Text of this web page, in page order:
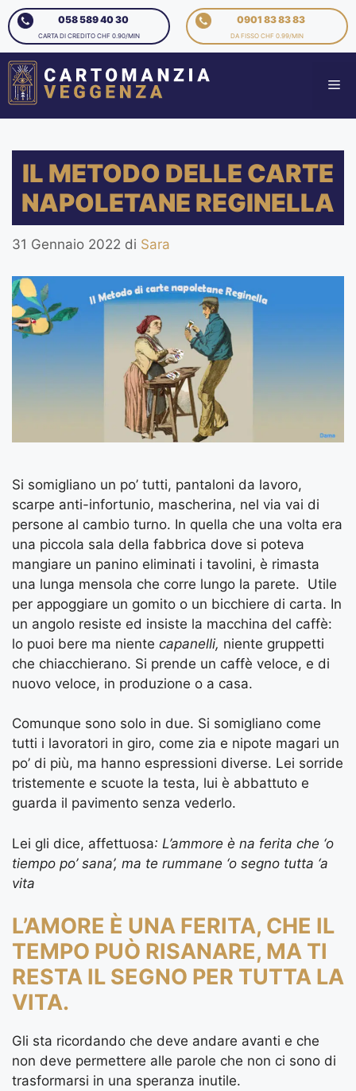
058 589 40 30
CARTA DI CREDITO CHF 0.90/MIN
0901 83 83 83
DA FISSO CHF 0.99/MIN
IL METODO DELLE CARTE
NAPOLETANE REGINELLA
31 Gennaio 2022 di Sara
Si somigliano un po’ tutti, pantaloni da lavoro,
scarpe anti-infortunio, mascherina, nel via vai di
persone al cambio turno. In quella che una volta era
una piccola sala della fabbrica dove si poteva
mangiare un panino eliminati i tavolini, è rimasta
una lunga mensola che corre lungo la parete. Utile
per appoggiare un gomito o un bicchiere di carta. In
un angolo resiste ed insiste la macchina del caffè:
lo puoi bere ma niente capanelli, niente gruppetti
che chiacchierano. Si prende un caffè veloce, e di
nuovo veloce, in produzione o a casa.
Comunque sono solo in due. Si somigliano come
tutti i lavoratori in giro, come zia e nipote magari un
po’ di più, ma hanno espressioni diverse. Lei sorride
tristemente e scuote la testa, lui è abbattuto e
guarda il pavimento senza vederlo.
Lei gli dice, affettuosa: L’ammore è na ferita che ‘o
tiempo po’ sana’, ma te rummane ‘o segno tutta ‘a
vita
L’AMORE È UNA FERITA, CHE IL
TEMPO PUÒ RISANARE, MA TI
RESTA IL SEGNO PER TUTTA LA
VITA.
Gli sta ricordando che deve andare avanti e che
non deve permettere alle parole che non ci sono di
trasformarsi in una speranza inutile.